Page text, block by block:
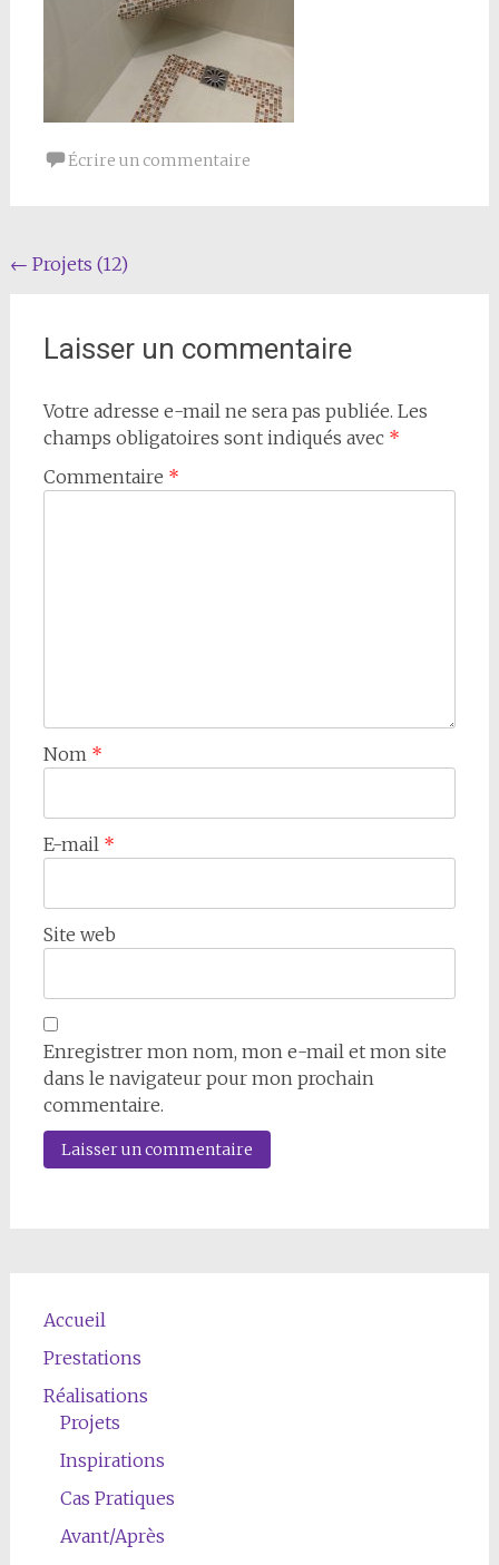
Écrire un commentaire
Navigation
l'article
← Projets (12)
Laisser un commentaire
Votre adresse e-mail ne sera pas publiée. Les
champs obligatoires sont indiqués avec *
Commentaire *
Nom *
E-mail *
Site web
Enregistrer mon nom, mon e-mail et mon site
dans le navigateur pour mon prochain
commentaire.
Accueil
Prestations
Réalisations
Projets
Inspirations
Cas Pratiques
Avant/Après